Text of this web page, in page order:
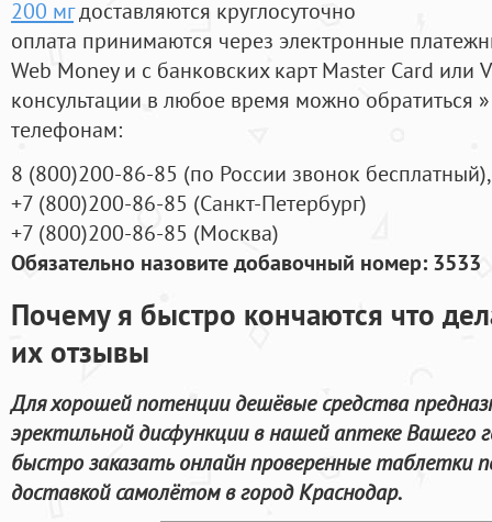
200 мгдоставляются круглосуточно
оплата принимаются через электронные
Web Money и с банковских карт Master Card или
консультации в любое время можно обратиться
телефонам:
8 (800)200-86-85 (по России звонок бесплатный),
+7 (800)200-86-85 (Санкт-Петербург)
+7 (800)200-86-85 (Москва)
Обязательно назовите добавочный номер: 3533
Почему я быстро кончаются что
их отзывы
Для хорошей потенции дешёвые средства
эректильной дисфункции в нашей аптеке Вашего
быстро заказать онлайн проверенные таблетки
доставкой самолётом в город Краснодар.